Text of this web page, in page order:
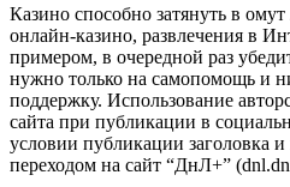
Казино способно затянуть в
онлайн-казино, развлечения в
примером, в очередной раз
нужно только на самопомощь и
поддержку. Использование
сайта при публикации в
условии публикации заголовка и
переходом на сайт “ДнЛ+”